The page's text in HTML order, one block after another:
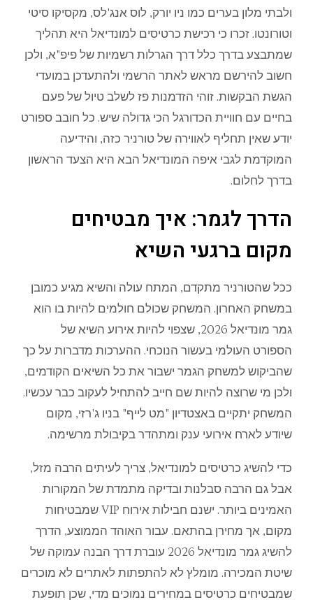
ולבתי מלון בערים כמו ניו יורק, לוס אנג'לס, מקסיקו סיטי
וטורונטו. זכרו כי רכישת כרטיסים למונדיאל היא תהליך
שמתבצע בדרך כלל דרך הגרלות רשמיות של פיפ"א, ולכן
חשוב להירשם מראש לאתר הרשמי ולהתעדכן במועדי
הגשת הבקשות. זוהי הזדמנות פז לשלב טיול של פעם
בחיים עם חוויית הכדורגל הכי גדולה שיש. כל חובב ספורט
יודע שאין תחליף לאווירה של טורניר כזה, והידיעה
המוקדמת לגבי איפה המונדיאל הבא היא הצעד הראשון
בדרך לחלום.
הדרך לגמר: איך מבטיחים
מקום ברגעי השיא
ככל שהטורניר מתקדם, המתח עולה והשיא מגיע כמובן
במשחק האחרון. המשחק שכולם חולמים להיות בו הוא
גמר מונדיאל שצפוי להיות אירוע השיא של
הספורט העולמי בעשור הנוכחי. ההערכות מדברות על כך
שהביקוש למשחק הגמר ישבור את כל השיאים הקודמים,
ולכן מי שרוצה להיות שם חייב להתחיל לעקוב כבר עכשיו.
המשחק יתקיים באצטדיון "מט לייף" בניו ג'רזי, מקום
שיודע לארח אירועי ענק ומתהדר בקיבולת מרשימה.
כדי להשיג כרטיסים למונדיאל, צריך לעיתים הרבה מזל,
אבל גם הרבה סבלנות ובדיקה מתמדת של המקורות
האמינים ביותר. ישנם חבילות אירוח VIP שמבטיחות
מקום, אך מחירן בהתאם. עבור האוהד הממוצע, הדרך
להשיג גמר מונדיאל עוברת דרך הבנה עמוקה של
שיטת המכירה. מומלץ לא להתפתות לאתרים לא מוכרים
שמבטיחים כרטיסים במחירים נמוכים מדי, שכן תופעת